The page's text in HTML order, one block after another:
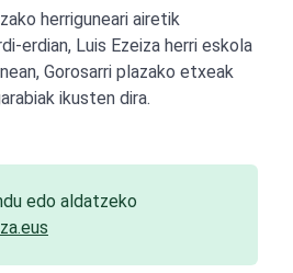
herriguneari airetik
erdian, Luis Ezeiza herri eskola
Gorosarri plazako etxeak
ikusten dira.
edo aldatzeko